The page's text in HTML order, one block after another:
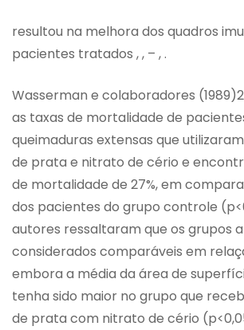
resultou na melhora dos quadros
pacientes tratados , , – , .
Wasserman e colaboradores
as taxas de mortalidade de
queimaduras extensas que
de prata e nitrato de cério e
de mortalidade de 27%, em
dos pacientes do grupo controle
autores ressaltaram que os grupos
considerados comparáveis em
embora a média da área de
tenha sido maior no grupo que
de prata com nitrato de cério